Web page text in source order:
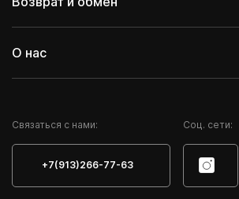
О нас
Cвязаться с нами:
+7(913)266-77-63
Соц. сети: